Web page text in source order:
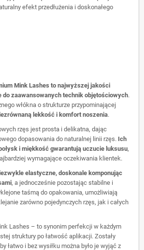
efekt przedłużenia i doskonałego
Mink Lashes to najwyższej jakości
do zaawansowanych technik objętościowych.
włókna o strukturze przypominającej
lekkość i komfort noszenia.
rzęs jest prosta i delikatna, dając
dopasowania do naturalnej linii rzęs. Ich
i miękkość gwarantują uczucie luksusu,
wymagające oczekiwania klientek.
elastyczne, doskonale komponując
, a jednocześnie pozostając stabilne i
taśmą do opakowania, umożliwiają
zarówno pojedynczych rzęs, jak i całych
Lashes – to synonim perfekcji w każdym
struktury po łatwość aplikacji. Zostały
łatwo i bez wysiłku można było je wyjąć z